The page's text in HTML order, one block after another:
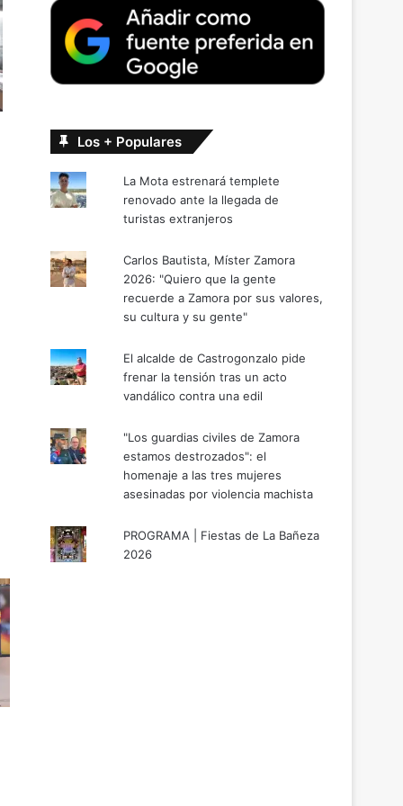
Los + Populares
La Mota estrenará templete
renovado ante la llegada de
turistas extranjeros
Carlos Bautista, Míster Zamora
2026: "Quiero que la gente
recuerde a Zamora por sus valores,
su cultura y su gente"
El alcalde de Castrogonzalo pide
frenar la tensión tras un acto
vandálico contra una edil
"Los guardias civiles de Zamora
estamos destrozados": el
homenaje a las tres mujeres
asesinadas por violencia machista
PROGRAMA | Fiestas de La Bañeza
2026